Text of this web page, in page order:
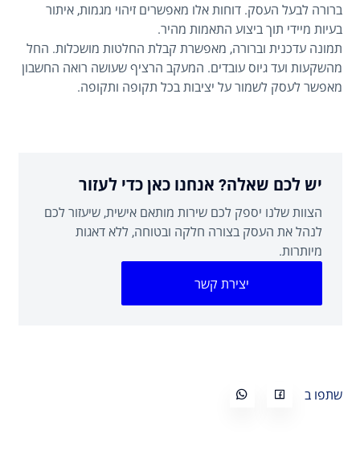
ברורה לבעל העסק. דוחות אלו מאפשרים זיהוי מגמות, איתור
בעיות מיידי תוך ביצוע התאמות מהיר.
תמונה עדכנית וברורה, מאפשרת קבלת החלטות מושכלות. החל
מהשקעות ועד גיוס עובדים. המעקב הרציף שעושה רואה החשבון
מאפשר לעסק לשמור על יציבות בכל תקופה ותקופה.
יש לכם שאלה? אנחנו כאן כדי לעזור
הצוות שלנו יספק לכם שירות מותאם אישית, שיעזור לכם
לנהל את העסק בצורה חלקה ובטוחה, ללא דאגות
מיותרות.
יצירת קשר
שתפו ב